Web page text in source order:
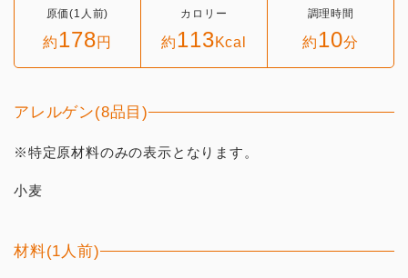
原価(1人前)
約178円
カロリー
約113Kcal
調理時間
約10分
アレルゲン(8品目)
※特定原材料のみの表示となります。
小麦
材料(1人前)